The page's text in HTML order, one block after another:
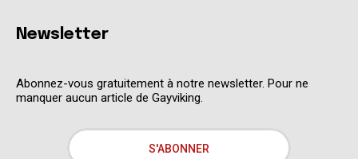
Newsletter
Abonnez-vous gratuitement à notre newsletter. Pour ne
manquer aucun article de Gayviking.
S'ABONNER